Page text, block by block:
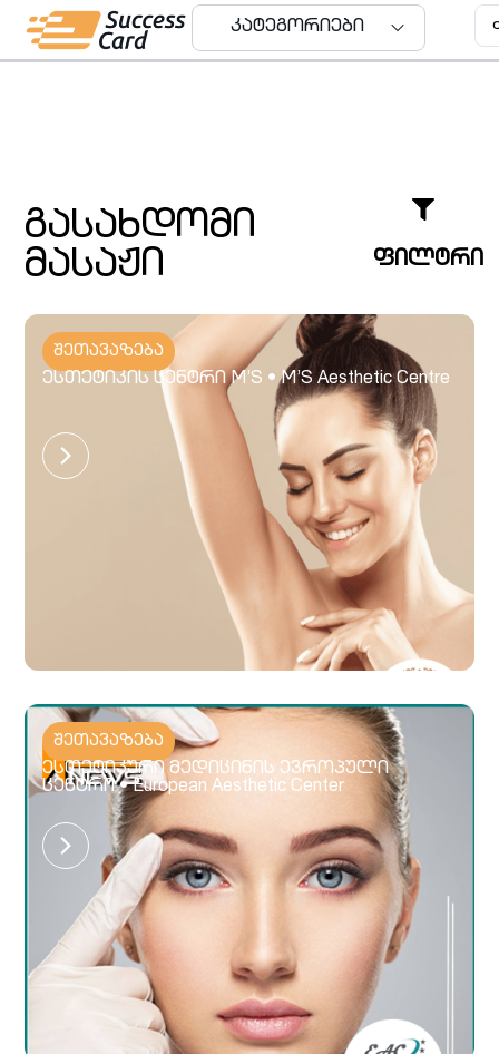
კატეგორიები
გასახდომი
მასაჟი
ფილტრი
შეთავაზება
ესთეტიკის ცენტრი M’S • M’S Aesthetic Centre
შეთავაზება
ესთეტიკური მედიცინის ევროპული
ცენტრი • European Aesthetic Center